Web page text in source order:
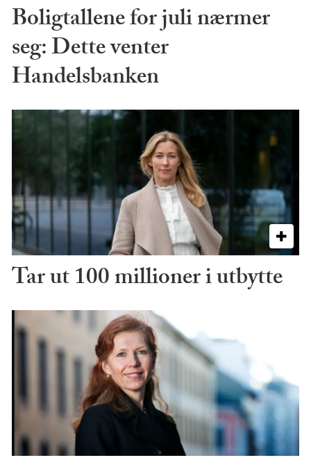
Boligtallene for juli nærmer
seg: Dette venter
Handelsbanken
Tar ut 100 millioner i utbytte